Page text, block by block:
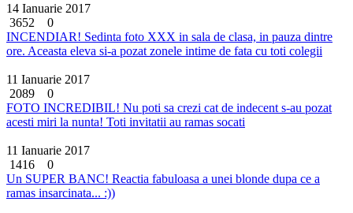
14 Ianuarie 2017
3652
0
INCENDIAR! Sedinta foto XXX in sala de clasa, in pauza dintre
ore. Aceasta eleva si-a pozat zonele intime de fata cu toti colegii
11 Ianuarie 2017
2089
0
FOTO INCREDIBIL! Nu poti sa crezi cat de indecent s-au pozat
acesti miri la nunta! Toti invitatii au ramas socati
11 Ianuarie 2017
1416
0
Un SUPER BANC! Reactia fabuloasa a unei blonde dupa ce a
ramas insarcinata... :))